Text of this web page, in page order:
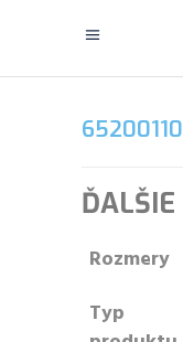
Rozmery
Typ